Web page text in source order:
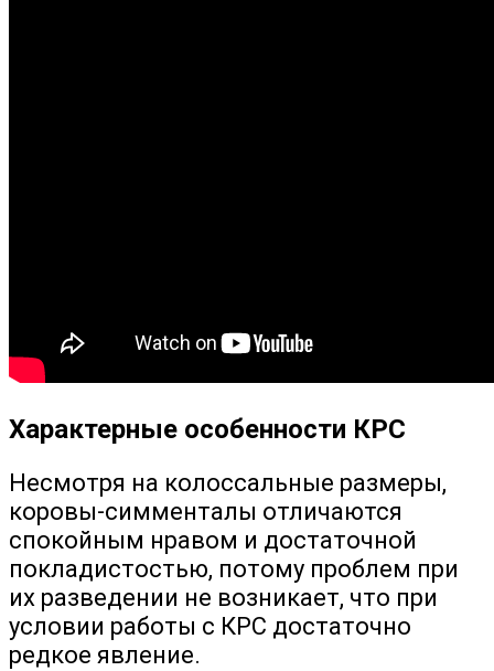
Характерные особенности КРС
Несмотря на колоссальные размеры,
коровы-симменталы отличаются
спокойным нравом и достаточной
покладистостью, потому проблем при
их разведении не возникает, что при
условии работы с КРС достаточно
редкое явление.